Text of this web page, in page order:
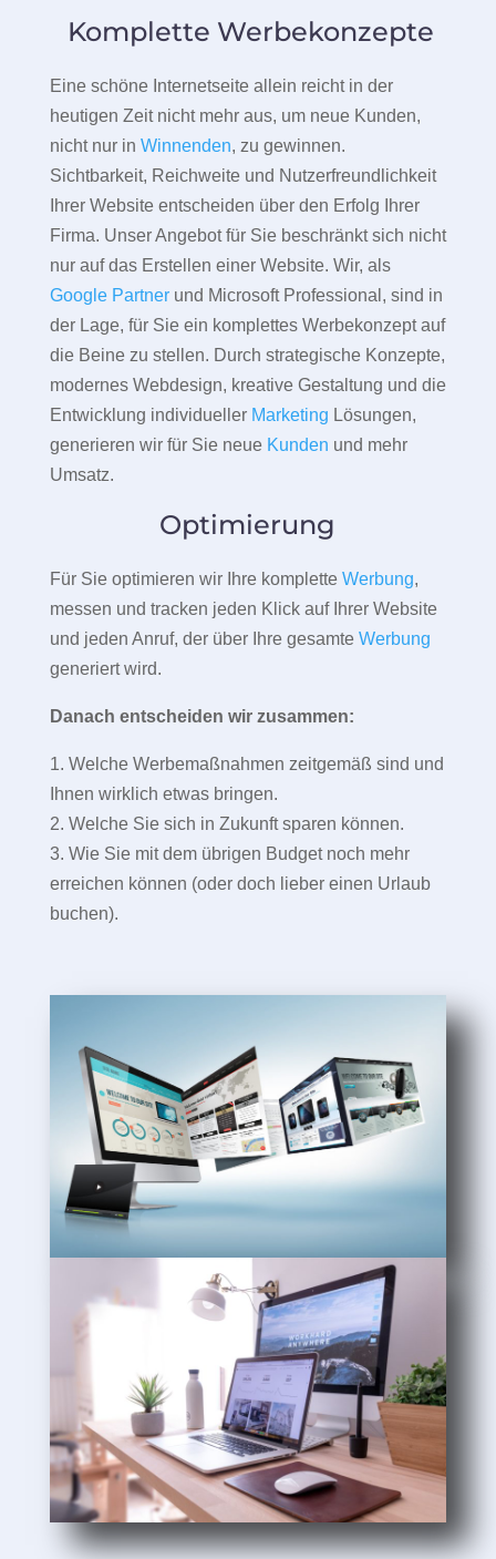
Komplette Werbekonzepte
Eine schöne Internetseite allein reicht in der
heutigen Zeit nicht mehr aus, um neue Kunden,
nicht nur in Winnenden, zu gewinnen.
Sichtbarkeit, Reichweite und Nutzerfreundlichkeit
Ihrer Website entscheiden über den Erfolg Ihrer
Firma. Unser Angebot für Sie beschränkt sich nicht
nur auf das Erstellen einer Website. Wir, als
Google Partnerund Microsoft Professional, sind in
der Lage, für Sie ein komplettes Werbekonzept auf
die Beine zu stellen. Durch strategische Konzepte,
modernes Webdesign, kreative Gestaltung und die
Entwicklung individueller Marketing Lösungen,
generieren wir für Sie neue Kunden und mehr
Umsatz.
Optimierung
Für Sie optimieren wir Ihre komplette Werbung,
messen und tracken jeden Klick auf Ihrer Website
und jeden Anruf, der über Ihre gesamte Werbung
generiert wird.
Danach entscheiden wir zusammen:
1. Welche Werbemaßnahmen zeitgemäß sind und
Ihnen wirklich etwas bringen.
2. Welche Sie sich in Zukunft sparen können.
3. Wie Sie mit dem übrigen Budget noch mehr
erreichen können (oder doch lieber einen Urlaub
buchen).